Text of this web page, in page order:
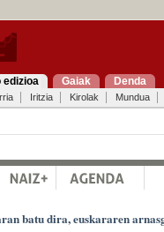
edizioa Gaiak Denda
Iritzia Kirolak Mundua
batu dira, euskararen